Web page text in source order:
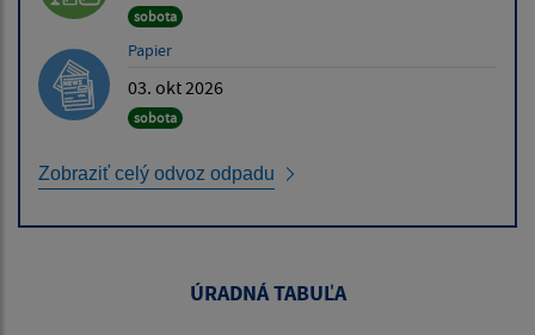
sobota
Papier
03. okt 2026
sobota
Zobraziť celý odvoz odpadu
ÚRADNÁ TABUĽA